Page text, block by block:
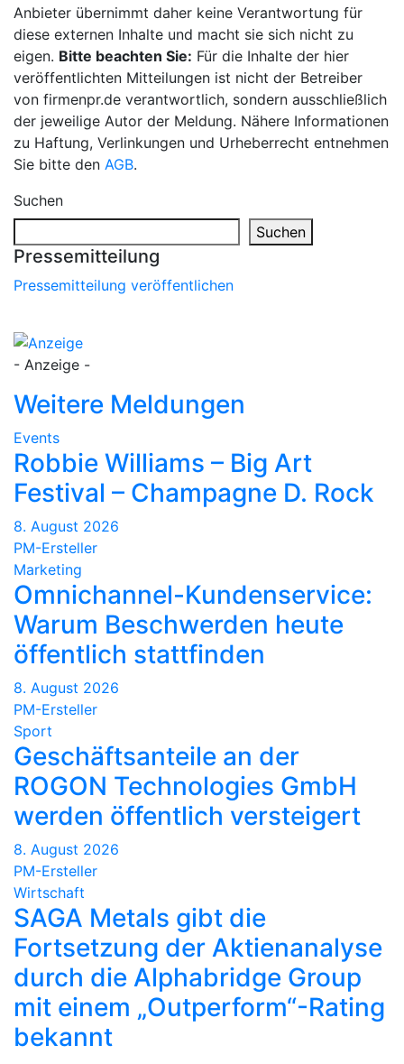
Anbieter übernimmt daher keine Verantwortung für
diese externen Inhalte und macht sie sich nicht zu
eigen. Bitte beachten Sie: Für die Inhalte der hier
veröffentlichten Mitteilungen ist nicht der Betreiber
von firmenpr.de verantwortlich, sondern ausschließlich
der jeweilige Autor der Meldung. Nähere Informationen
zu Haftung, Verlinkungen und Urheberrecht entnehmen
Sie bitte den AGB.
Suchen
Suchen
Pressemitteilung
Pressemitteilung veröffentlichen
- Anzeige -
Weitere Meldungen
Events
Robbie Williams – Big Art
Festival – Champagne D. Rock
8. August 2026
PM-Ersteller
Marketing
Omnichannel-Kundenservice:
Warum Beschwerden heute
öffentlich stattfinden
8. August 2026
PM-Ersteller
Sport
Geschäftsanteile an der
ROGON Technologies GmbH
werden öffentlich versteigert
8. August 2026
PM-Ersteller
Wirtschaft
SAGA Metals gibt die
Fortsetzung der Aktienanalyse
durch die Alphabridge Group
mit einem „Outperform“-Rating
bekannt